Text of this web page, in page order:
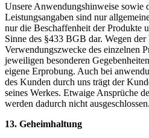
Unsere Anwendungshinweise sowie
Leistungsangaben sind nur
nur die Beschaffenheit der Produkte
Sinne des §433 BGB dar. Wegen
Verwendungszwecke des einzelnen
jeweiligen besonderen
eigene Erprobung. Auch bei
des Kunden durch uns trägt der
seines Werkes. Etwaige Ansprüche
werden dadurch nicht ausgeschlossen.
13. Geheimhaltung